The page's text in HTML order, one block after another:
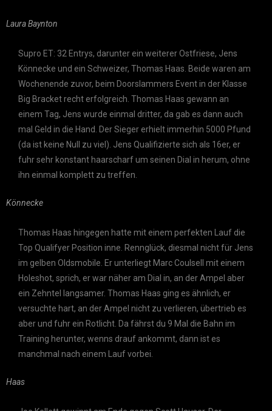
Laura Baynton
Supro ET: 32 Entrys, darunter ein weiterer Ostfriese, Jens
Könnecke und ein Schweizer, Thomas Haas. Beide waren am
Wochenende zuvor, beim Doorslammers Event in der Klasse
Big Bracket recht erfolgreich. Thomas Haas gewann an
einem Tag, Jens wurde einmal dritter, da gab es dann auch
mal Geld in die Hand. Der Sieger erhielt immerhin 5000 Pfund
(da ist keine Null zu viel). Jens Qualifizierte sich als 16er, er
fuhr sehr konstant haarscharf um seinen Dial in herum, ohne
ihn einmal komplett zu treffen.
Könnecke
Thomas Haas hingegen hatte mit einem perfekten Lauf die
Top Qualifyer Position inne. Rennglück, diesmal nicht für Jens
im gelben Oldsmobile. Er unterliegt Marc Coulsell mit einem
Holeshot, sprich, er war näher am Dial in, an der Ampel aber
ein Zehntel langsamer. Thomas Haas ging es ähnlich, er
versuchte hart, an der Ampel nicht zu verlieren, übertrieb es
aber und fuhr ein Rotlicht. Da fährst du 9 Mal die Bahn im
Training herunter, wenns drauf ankommt, dann ist es
manchmal nach einem Lauf vorbei.
Haas